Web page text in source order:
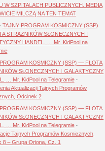
W SZPITALACH PUBLICZNYCH. MEDIA
MILCZĄ NA TEN TEMAT
TAJNY PROGRAM KOSMICZNY (SSP)
STRAŻNIKÓW SŁONECZNYCH I
HANDEL. … Mr. KidPool na
KOSMICZNY (SSP) — FLOTA
SŁONECZNYCH I GALAKTYCZNY
… Mr. KidPool na Telegramie -
Aktualizacji Tajnych Programów
Odcinek 2
KOSMICZNY (SSP) — FLOTA
SŁONECZNYCH I GALAKTYCZNY
… Mr. KidPool na Telegramie -
Tajnych Programów Kosmicznych,
8 – Grupa Oriona, Cz. 1